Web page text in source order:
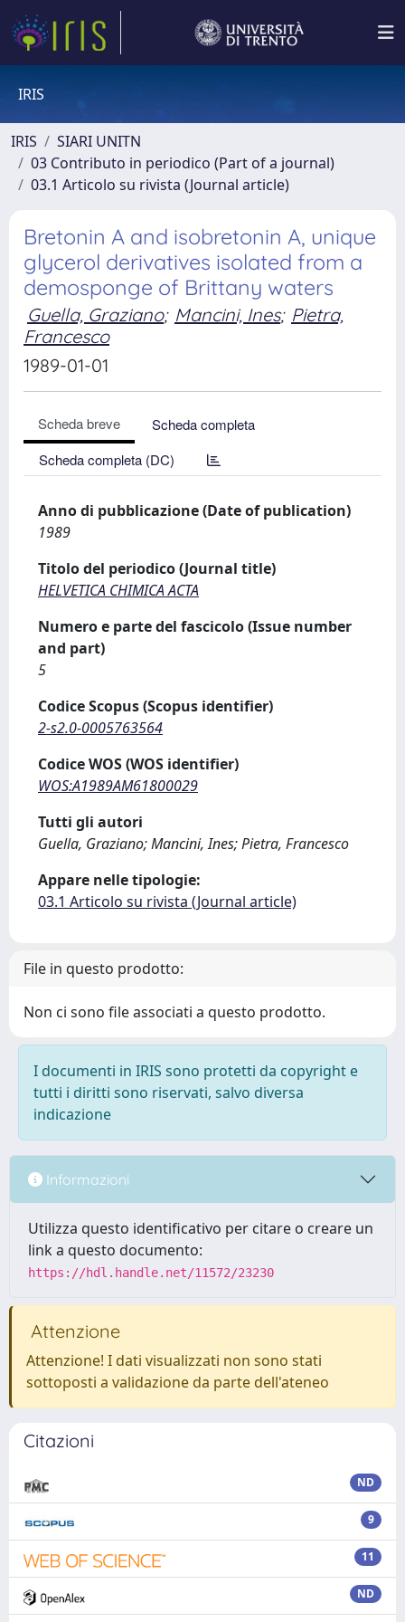
IRIS
IRIS
SIARI UNITN
03 Contributo in periodico (Part of a journal)
03.1 Articolo su rivista (Journal article)
Bretonin A and isobretonin A, unique
glycerol derivatives isolated from a
demosponge of Brittany waters
Guella, Graziano; Mancini, Ines; Pietra,
Francesco
1989-01-01
Scheda breve
Scheda completa
Scheda completa (DC)
Anno di pubblicazione (Date of publication)
1989
Titolo del periodico (Journal title)
HELVETICA CHIMICA ACTA
Numero e parte del fascicolo (Issue number
and part)
5
Codice Scopus (Scopus identifier)
2-s2.0-0005763564
Codice WOS (WOS identifier)
WOS:A1989AM61800029
Tutti gli autori
Guella, Graziano; Mancini, Ines; Pietra, Francesco
Appare nelle tipologie:
03.1 Articolo su rivista (Journal article)
File in questo prodotto:
Non ci sono file associati a questo prodotto.
I documenti in IRIS sono protetti da copyright e
tutti i diritti sono riservati, salvo diversa
indicazione
Informazioni
Utilizza questo identificativo per citare o creare un
link a questo documento:
https://hdl.handle.net/11572/23230
Attenzione
Attenzione! I dati visualizzati non sono stati
sottoposti a validazione da parte dell'ateneo
Citazioni
ND
9
11
ND